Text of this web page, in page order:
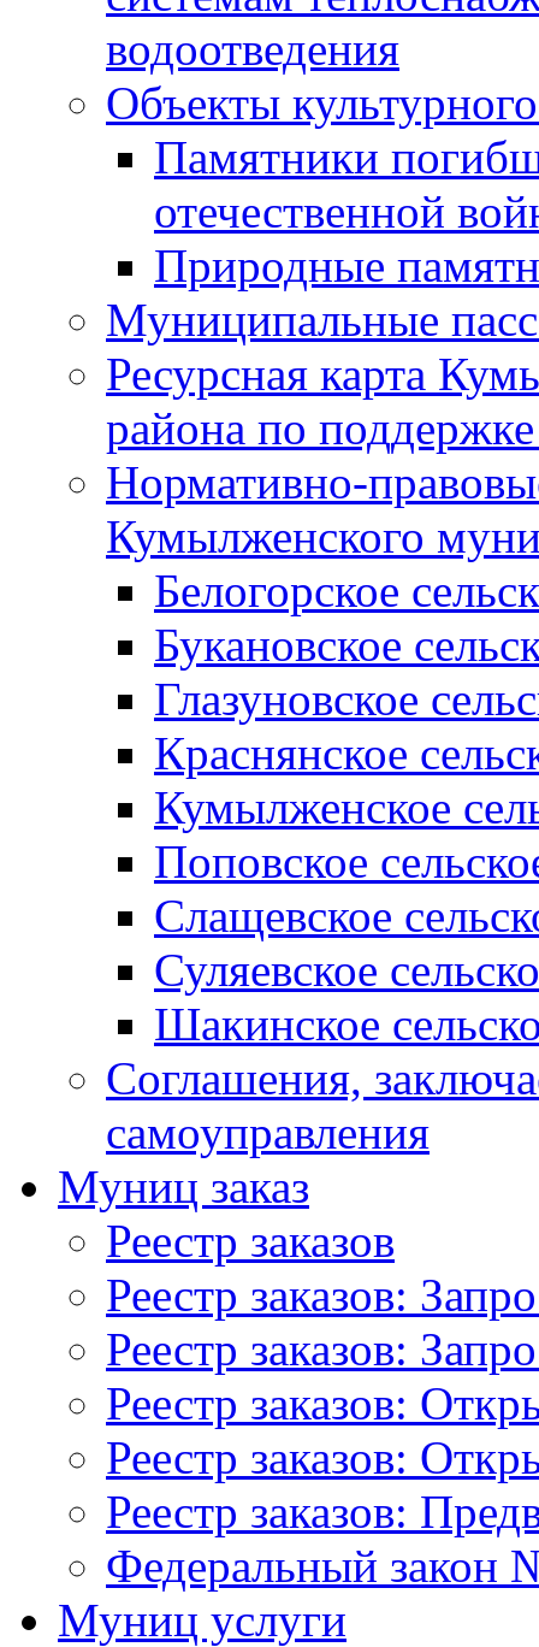
водоотведения
Объекты
Памятники
отечественной
Природные
Муниципальные
Ресурсная карта
района по
Нормативно-
Кумылженского
Белогорское
Букановское
Глазуновское
Краснянское
Кумылженское
Поповское
Слащевское
Суляевское
Шакинское
Соглашения,
самоуправления
Муниц заказ
Реестр заказов
Реестр заказов:
Реестр заказов:
Реестр заказов:
Реестр заказов:
Реестр заказов:
Федеральный закон
Муниц услуги